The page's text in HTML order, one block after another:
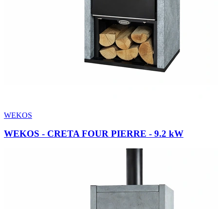
WEKOS
WEKOS - CRETA FOUR PIERRE - 9.2 kW